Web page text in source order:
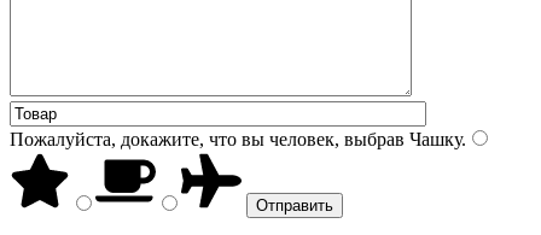
Пожалуйста, докажите, что вы человек, выбрав Чашку.